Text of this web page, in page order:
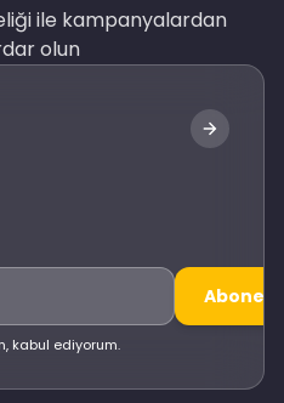
ile kampanyalardan
olun
Abone
kabul ediyorum.